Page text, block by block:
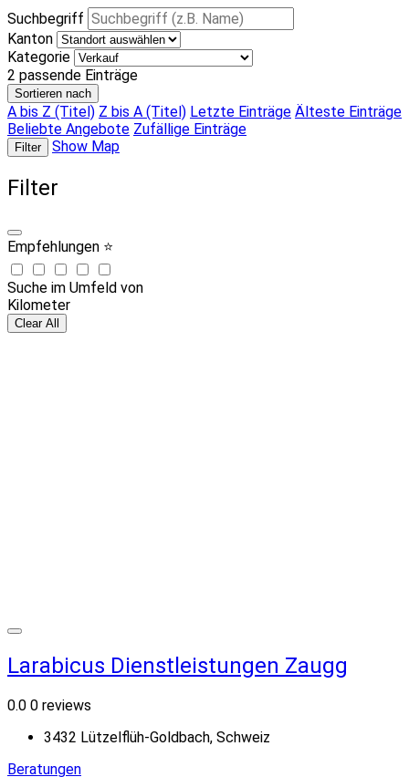
Suchbegriff
Kanton
Kategorie
2 passende Einträge
Sortieren nach
A bis Z (Titel) Z bis A (Titel) Letzte Einträge Älteste Einträge
Beliebte Angebote Zufällige Einträge
Filter Show Map
Filter
Empfehlungen ⭐
Suche im Umfeld von
Kilometer
Clear All
Larabicus Dienstleistungen Zaugg
0.0 0 reviews
3432 Lützelflüh-Goldbach, Schweiz
Beratungen